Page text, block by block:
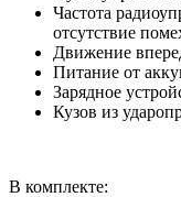
Частота
отсутствие
Движение
Питание от
Зарядное
Кузов из
В комплекте: